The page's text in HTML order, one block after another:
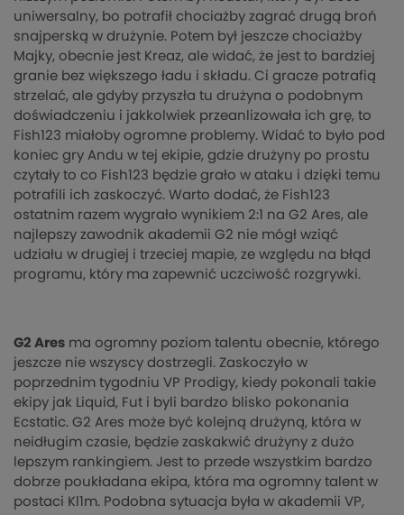
uniwersalny, bo potrafił chociażby zagrać drugą broń
snajperską w drużynie. Potem był jeszcze chociażby
Majky, obecnie jest Kreaz, ale widać, że jest to bardziej
granie bez większego ładu i składu. Ci gracze potrafią
strzelać, ale gdyby przyszła tu drużyna o podobnym
doświadczeniu i jakkolwiek przeanlizowała ich grę, to
Fish123 miałoby ogromne problemy. Widać to było pod
koniec gry Andu w tej ekipie, gdzie drużyny po prostu
czytały to co Fish123 będzie grało w ataku i dzięki temu
potrafili ich zaskoczyć. Warto dodać, że Fish123
ostatnim razem wygrało wynikiem 2:1 na G2 Ares, ale
najlepszy zawodnik akademii G2 nie mógł wziąć
udziału w drugiej i trzeciej mapie, ze względu na błąd
programu, który ma zapewnić uczciwość rozgrywki.
G2 Ares ma ogromny poziom talentu obecnie, którego
jeszcze nie wszyscy dostrzegli. Zaskoczyło w
poprzednim tygodniu VP Prodigy, kiedy pokonali takie
ekipy jak Liquid, Fut i byli bardzo blisko pokonania
Ecstatic. G2 Ares może być kolejną drużyną, która w
neidługim czasie, będzie zaskakwić drużyny z dużo
lepszym rankingiem. Jest to przede wszystkim bardzo
dobrze poukładana ekipa, która ma ogromny talent w
postaci Kl1m. Podobna sytuacja była w akademii VP,